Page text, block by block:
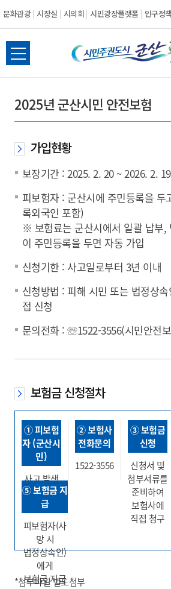
문화관광 시장실 시의회 시민광장플랫폼 인구정책
시
민
주
도
시
군
산
전
체
뉴
열
2025년 군산시민 안전보험
가입현황
보장기간 : 2025. 2. 20 ~ 2026. 2.
피보험자 : 군산시에 주민등록을 두
록외국인 포함)
※ 보험료는 군산시에서 일괄 납부,
이 주민등록을 두면 자동 가입
신청기한 : 사고일로부터 3년 이내
신청방법 : 피해 시민 또는 법정상
접 신청
문의전화 : ☏1522-3556(시민안전
보험금 신청절차
① 피보험
자 (군산시
민)
사고 발생
② 보험사
전화문의
1522-3556
③ 보험금
신청
신청서 및
첨부서류를
준비하여
보험사에
직접 청구
⑤ 보험금 지
급
피보험자(사
망 시
법정상속인)
에게
보험금 지급
*첨부파일 별도첨부